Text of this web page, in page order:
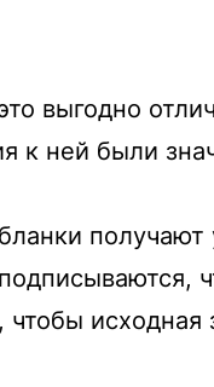
выгодно
к ней были
исходная